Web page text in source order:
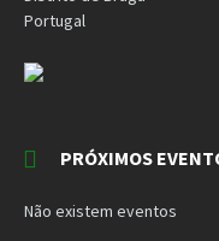
Portugal
PRÓXIMOS
Não existem eventos